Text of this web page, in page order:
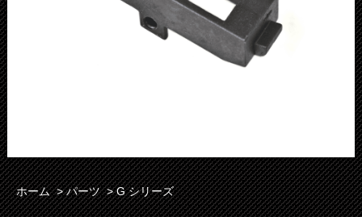
ホーム >パーツ >G シリーズ